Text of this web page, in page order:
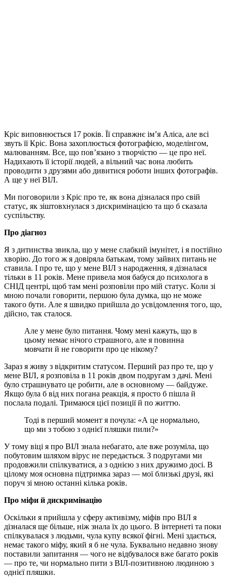
Кріс виповнюється 17 років. Її справжнє ім’я Аліса, але всі
звуть її Кріс. Вона захоплюється фотографією, моделінгом,
малюванням. Все, що пов’язано з творчістю — це про неї.
Надихають її історії людей, а вільний час вона любить
проводити з друзями або дивитися роботи інших фотографів.
А ще у неї ВІЛ.
Ми поговорили з Кріс про те, як вона дізналася про свій
статус, як зіштовхнулася з дискримінацією та що б сказала
суспільству.
Про діагноз
Я з дитинства звикла, що у мене слабкий імунітет, і я постійно
хворію. До того ж я довіряла батькам, тому зайвих питань не
ставила. І про те, що у мене ВІЛ з народження, я дізналася
тільки в 11 років. Мене привела моя бабуся до психолога в
СНІД центрі, щоб там мені розповіли про мій статус. Коли зі
мною почали говорити, першою була думка, що не може
такого бути. Але я швидко прийшла до усвідомлення того, що,
дійсно, так сталося.
Але у мене було питання. Чому мені кажуть, що в
цьому немає нічого страшного, але я повинна
мовчати й не говорити про це нікому?
Зараз я живу з відкритим статусом. Перший раз про те, що у
мене ВІЛ, я розповіла в 11 років двом подругам з дачі. Мені
було страшнувато це робити, але в основному — байдуже.
Якщо була б від них погана реакція, я просто б пішла й
послала подалі. Тримаюся цієї позиції й по життю.
Тоді в перший момент я почула: «А це нормально,
що ми з тобою з однієї пляшки пили?»
У тому віці я про ВІЛ знала небагато, але вже розуміла, що
побутовим шляхом вірус не передається. З подругами ми
продовжили спілкуватися, а з однією з них дружимо досі. В
цілому моя основна підтримка зараз — мої близькі друзі, які
поруч зі мною останні кілька років.
Про міфи й дискримінацію
Оскільки я прийшла у сферу активізму, міфів про ВІЛ я
дізналася ще більше, ніж знала їх до цього. В інтернеті та поки
спілкувалася з людьми, чула купу всякої фігні. Мені здається,
немає такого міфу, який я б не чула. Буквально недавно знову
поставили запитання — чого не відбувалося вже багато років
— про те, чи нормально пити з ВІЛ-позитивною людиною з
однієї пляшки.